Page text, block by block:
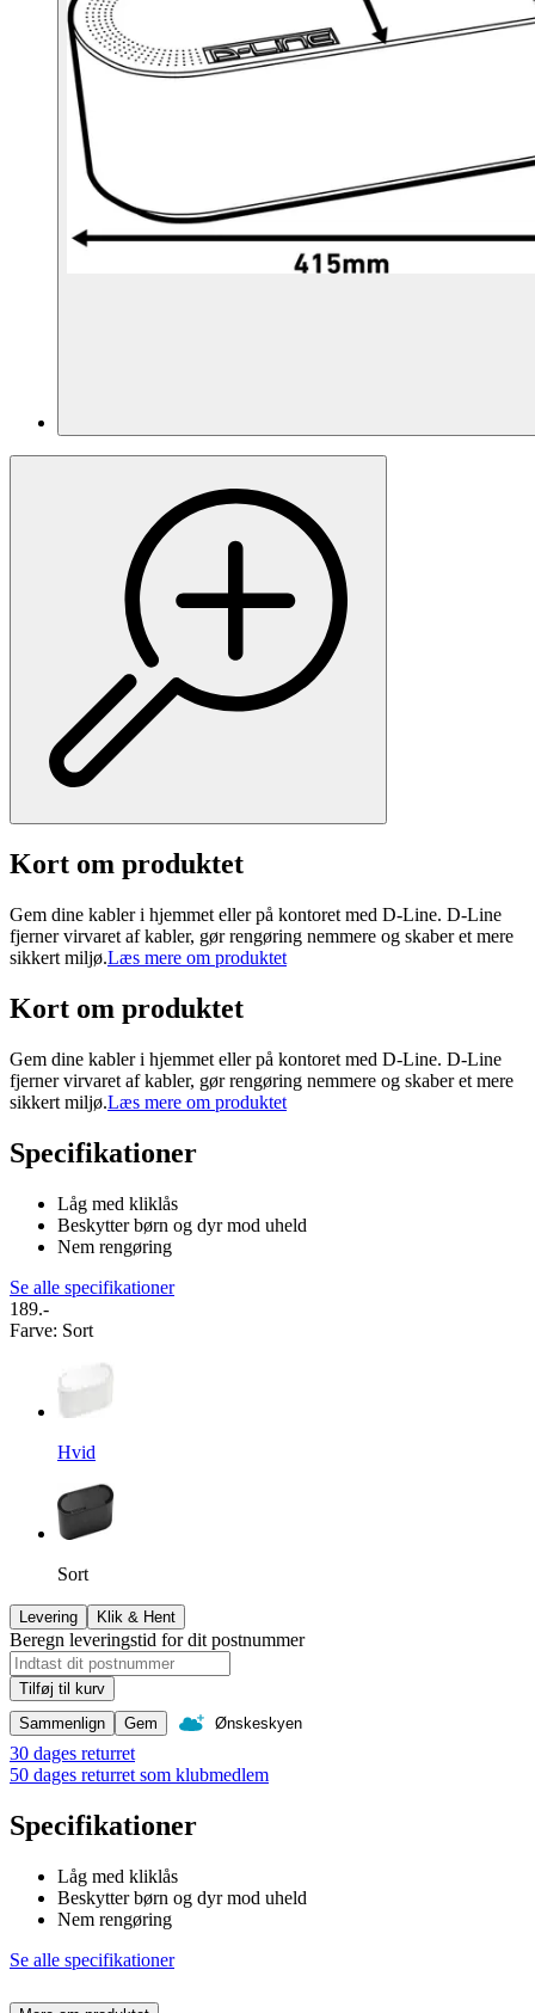
Kort om produktet
Gem dine kabler i hjemmet eller på kontoret med D-Line. D-Line
fjerner virvaret af kabler, gør rengøring nemmere og skaber et mere
sikkert miljø.Læs mere om produktet
Kort om produktet
Gem dine kabler i hjemmet eller på kontoret med D-Line. D-Line
fjerner virvaret af kabler, gør rengøring nemmere og skaber et mere
sikkert miljø.Læs mere om produktet
Specifikationer
Låg med kliklås
Beskytter børn og dyr mod uheld
Nem rengøring
Se alle specifikationer
189.-
Farve: Sort
Hvid
Sort
Levering Klik & Hent
Beregn leveringstid for dit postnummer
Tilføj til kurv
Sammenlign
Gem Ønskeskyen
30 dages returret
50 dages returret som klubmedlem
Specifikationer
Låg med kliklås
Beskytter børn og dyr mod uheld
Nem rengøring
Se alle specifikationer